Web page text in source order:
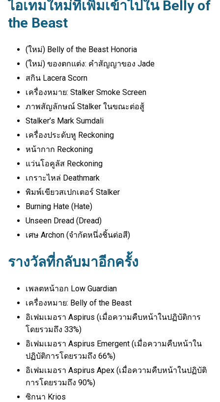
ไอเทมใหม่ที่เพิ่มเข้าไปใน Belly of
the Beast
(ใหม่) Belly of the Beast Honoria
(ใหม่) ของตกแต่ง: คำสัญญาของ Jade
สกิน Lacera Scorn
เครื่องหมาย: Stalker Smoke Screen
ภาพสัญลักษณ์ Stalker ในขณะต่อสู้
Stalker’s Mark Sumdali
เครื่องประดับหู Reckoning
หน้ากาก Reckoning
แว่นโอคูลัส Reckoning
เกราะไหล่ Deathmark
พิมพ์เขียวสเปกเตอร์ Stalker
Burning Hate (Hate)
Unseen Dread (Dread)
เศษ Archon (จำกัดหนึ่งชิ้นต่อสี)
รางวัลที่กลับมาอีกครั้ง
เพลตหน้าอก Low Guardian
เครื่องหมาย: Belly of the Beast
อิเฟมเมอรา Aspirus (เมื่อความคืบหน้าในปฏิบัติการ
โดยรวมถึง 33%)
อิเฟมเมอรา Aspirus Emergent (เมื่อความคืบหน้าใน
ปฏิบัติการโดยรวมถึง 66%)
อิเฟมเมอรา Aspirus Apex (เมื่อความคืบหน้าในปฏิบัติ
การโดยรวมถึง 90%)
ซิกนา Krios